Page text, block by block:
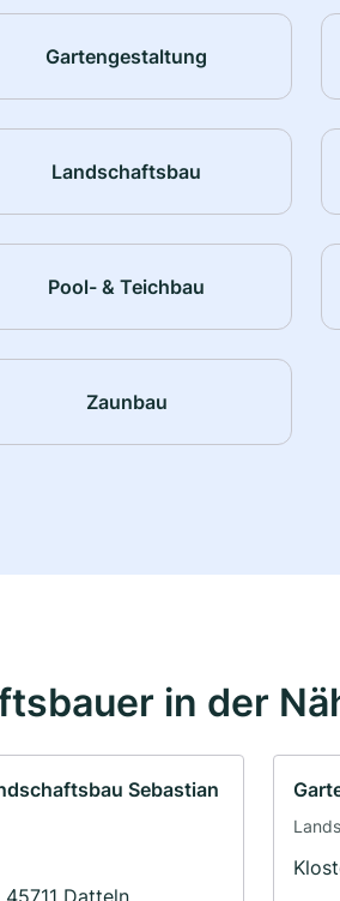
Gartengestaltung
Landschaftsbau
Pool- & Teichbau
Zaunbau
in der
Sebastian